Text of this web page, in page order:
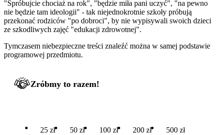
"Spróbujcie chociaż na rok", "będzie miła pani uczyć", "na pewno
nie będzie tam ideologii" - tak niejednokrotnie szkoły próbują
przekonać rodziców "po dobroci", by nie wypisywali swoich dzieci
ze szkodliwych zajęć "edukacji zdrowotnej".
Tymczasem niebezpieczne treści znaleźć można w samej podstawie
programowej przedmiotu.
Zróbmy to razem!
25 zł 50 zł 100 zł 200 zł 500 zł